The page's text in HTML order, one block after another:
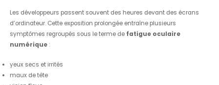
Les développeurs passent souvent des heures devant des écrans
d’ordinateur. Cette exposition prolongée entraîne plusieurs
symptômes regroupés sous le terme de fatigue oculaire
numérique :
yeux secs et irrités
maux de tête